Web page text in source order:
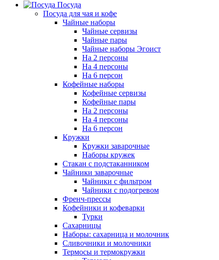
Посуда
Посуда для чая и кофе
Чайные наборы
Чайные сервизы
Чайные пары
Чайные наборы Эгоист
На 2 персоны
На 4 персоны
На 6 персон
Кофейные наборы
Кофейные сервизы
Кофейные пары
На 2 персоны
На 4 персоны
На 6 персон
Кружки
Кружки заварочные
Наборы кружек
Стакан с подстаканником
Чайники заварочные
Чайники с фильтром
Чайники с подогревом
Френч-прессы
Кофейники и кофеварки
Турки
Сахарницы
Наборы: сахарница и молочник
Сливочники и молочники
Термосы и термокружки